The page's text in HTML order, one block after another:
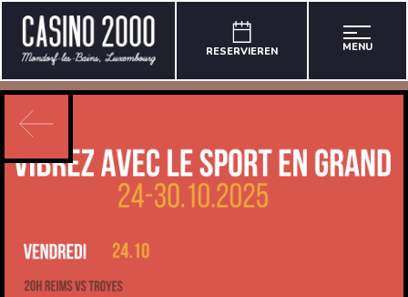
RESERVIEREN MENU